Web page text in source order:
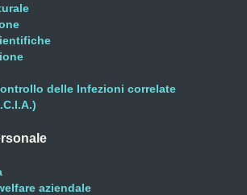
delle Infezioni correlate
aziendale